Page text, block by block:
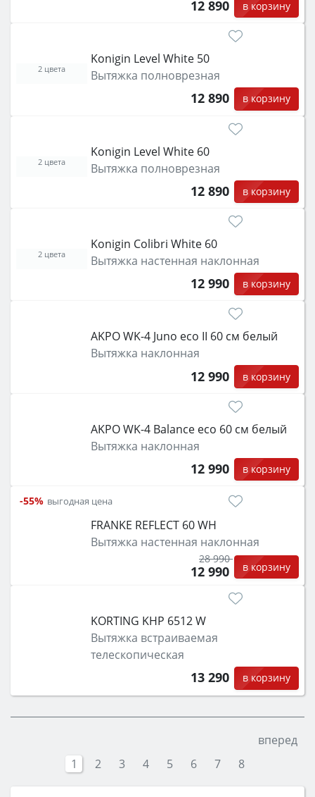
12 890 в корзину
Konigin Level White 50
Вытяжка полноврезная
12 890 в корзину
2 цвета
Konigin Level White 60
Вытяжка полноврезная
12 890 в корзину
2 цвета
Konigin Colibri White 60
Вытяжка настенная наклонная
12 990 в корзину
2 цвета
AKPO WK-4 Juno eco II 60 см белый
Вытяжка наклонная
12 990 в корзину
AKPO WK-4 Balance eco 60 см белый
Вытяжка наклонная
12 990 в корзину
-55% выгодная цена
FRANKE REFLECT 60 WH
Вытяжка настенная наклонная
28 990
12 990 в корзину
KORTING KHP 6512 W
Вытяжка встраиваемая
телескопическая
13 290 в корзину
вперед
1
2 3 4 5 6 7 8